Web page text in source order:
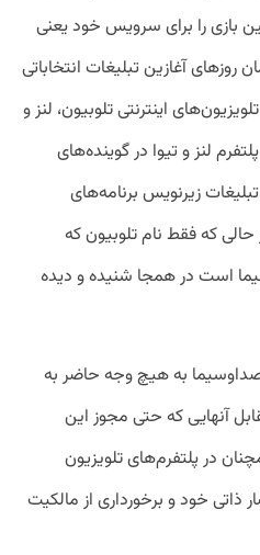
بازی را برای سرویس خود یعنی
آغازین تبلیغات انتخاباتی
اینترنتی تلوبیون، لنز و
لنز و تیوا در گوینده‌های
زیرنویس برنامه‌های
که فقط نام تلوبیون که
است در همجا شنیده و دیده
صداوسیما به هیچ وجه حاضر به
آنهایی که حتی مجوز این
در پلتفرم‌های تلویزیون
ذاتی خود و برخورداری از مالکیت